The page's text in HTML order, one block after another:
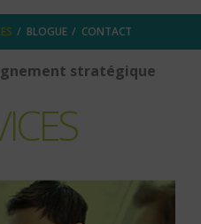
BLOGUE CONTACT
stratégique